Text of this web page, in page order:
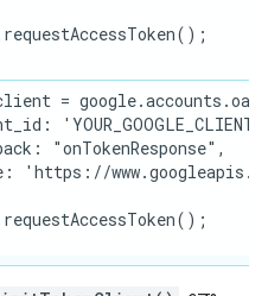
=
"onTokenResponse",
'https://